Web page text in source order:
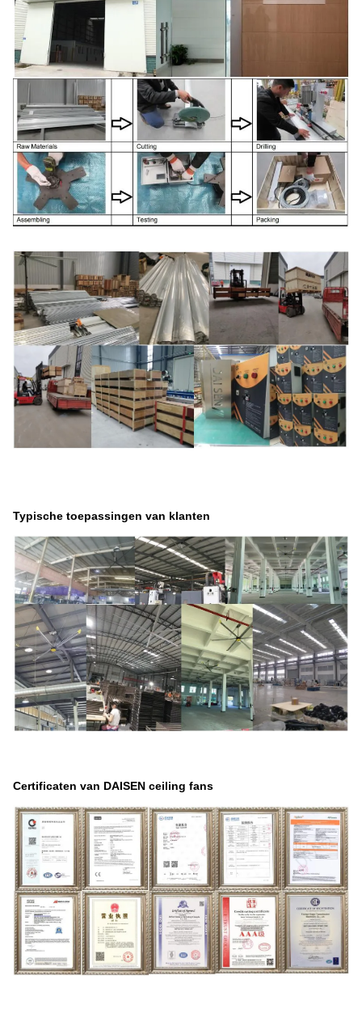
Typische toepassingen van klanten
Certificaten van DAISEN ceiling fans